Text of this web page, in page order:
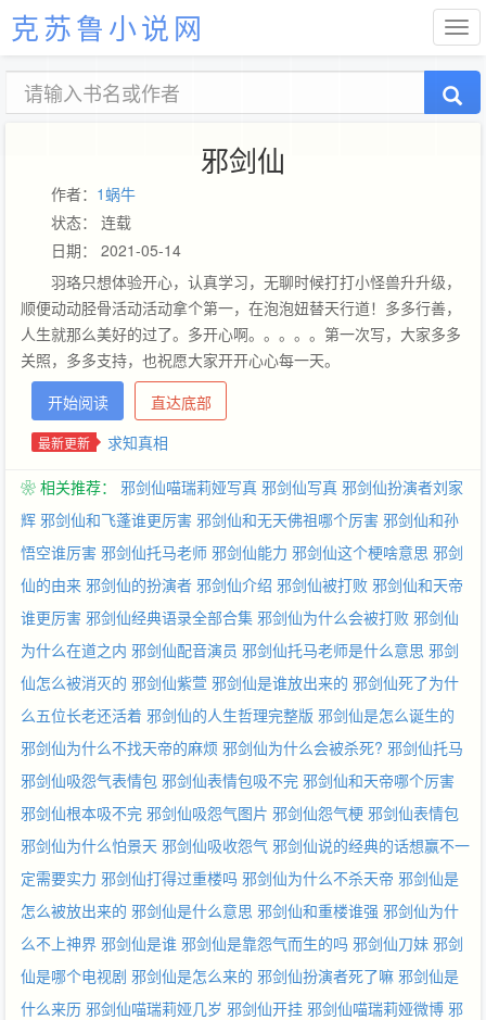
克苏鲁小说网
邪剑仙
作者： 1蜗牛
状态： 连载
日期： 2021-05-14
羽珞只想体验开心，认真学习，无聊时候打打小怪兽升升级，
顺便动动胫骨活动活动拿个第一，在泡泡妞替天行道！多多行善，
人生就那么美好的过了。多开心啊。。。。。第一次写，大家多多
关照，多多支持，也祝愿大家开开心心每一天。
开始阅读
直达底部
最新更新 求知真相
❀ 相关推荐： 邪剑仙喵瑞莉娅写真 邪剑仙写真 邪剑仙扮演者刘家
辉 邪剑仙和飞蓬谁更厉害 邪剑仙和无天佛祖哪个厉害 邪剑仙和孙
悟空谁厉害 邪剑仙托马老师 邪剑仙能力 邪剑仙这个梗啥意思 邪剑
仙的由来 邪剑仙的扮演者 邪剑仙介绍 邪剑仙被打败 邪剑仙和天帝
谁更厉害 邪剑仙经典语录全部合集 邪剑仙为什么会被打败 邪剑仙
为什么在道之内 邪剑仙配音演员 邪剑仙托马老师是什么意思 邪剑
仙怎么被消灭的 邪剑仙紫萱 邪剑仙是谁放出来的 邪剑仙死了为什
么五位长老还活着 邪剑仙的人生哲理完整版 邪剑仙是怎么诞生的
邪剑仙为什么不找天帝的麻烦 邪剑仙为什么会被杀死? 邪剑仙托马
邪剑仙吸怨气表情包 邪剑仙表情包吸不完 邪剑仙和天帝哪个厉害
邪剑仙根本吸不完 邪剑仙吸怨气图片 邪剑仙怨气梗 邪剑仙表情包
邪剑仙为什么怕景天 邪剑仙吸收怨气 邪剑仙说的经典的话想赢不一
定需要实力 邪剑仙打得过重楼吗 邪剑仙为什么不杀天帝 邪剑仙是
怎么被放出来的 邪剑仙是什么意思 邪剑仙和重楼谁强 邪剑仙为什
么不上神界 邪剑仙是谁 邪剑仙是靠怨气而生的吗 邪剑仙刀妹 邪剑
仙是哪个电视剧 邪剑仙是怎么来的 邪剑仙扮演者死了嘛 邪剑仙是
什么来历 邪剑仙喵瑞莉娅几岁 邪剑仙开挂 邪剑仙喵瑞莉娅微博 邪